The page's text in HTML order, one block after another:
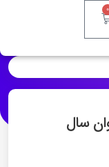
۰
سال